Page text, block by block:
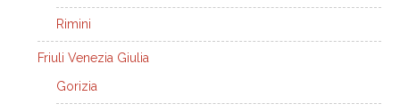
Rimini
Friuli Venezia Giulia
Gorizia